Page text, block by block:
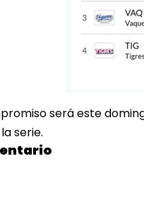
será este
serie.